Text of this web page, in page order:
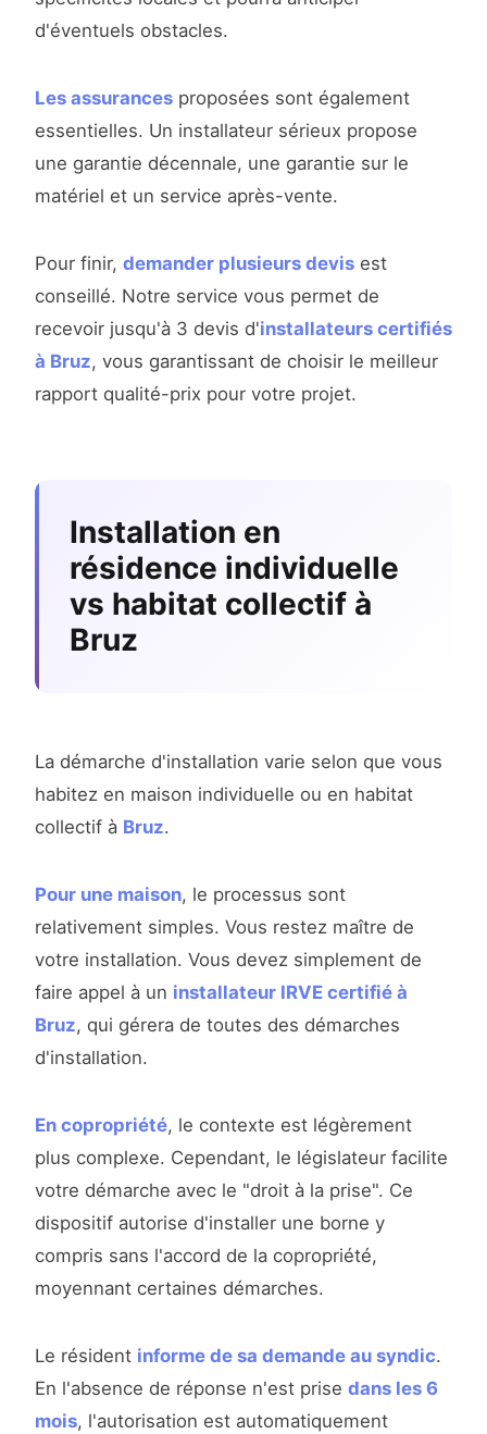
d'éventuels obstacles.
Les assurances proposées sont également
essentielles. Un installateur sérieux propose
une garantie décennale, une garantie sur le
matériel et un service après-vente.
Pour finir, demander plusieurs devis est
conseillé. Notre service vous permet de
recevoir jusqu'à 3 devis d'installateurs certifiés
à Bruz, vous garantissant de choisir le meilleur
rapport qualité-prix pour votre projet.
Installation en
résidence individuelle
vs habitat collectif à
Bruz
La démarche d'installation varie selon que vous
habitez en maison individuelle ou en habitat
collectif à Bruz.
Pour une maison, le processus sont
relativement simples. Vous restez maître de
votre installation. Vous devez simplement de
faire appel à un installateur IRVE certifié à
Bruz, qui gérera de toutes des démarches
d'installation.
En copropriété, le contexte est légèrement
plus complexe. Cependant, le législateur facilite
votre démarche avec le "droit à la prise". Ce
dispositif autorise d'installer une borne y
compris sans l'accord de la copropriété,
moyennant certaines démarches.
Le résident informe de sa demande au syndic.
En l'absence de réponse n'est prise dans les 6
mois, l'autorisation est automatiquement